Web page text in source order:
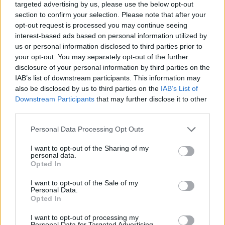
targeted advertising by us, please use the below opt-out
section to confirm your selection. Please note that after your
opt-out request is processed you may continue seeing
interest-based ads based on personal information utilized by
us or personal information disclosed to third parties prior to
your opt-out. You may separately opt-out of the further
disclosure of your personal information by third parties on the
IAB’s list of downstream participants. This information may
also be disclosed by us to third parties on the IAB’s List of
Downstream Participants that may further disclose it to other
Please note that this website/app uses one or more Google
not limited to your visit or usage behaviour. You may click to
grant or deny consent to Google and its third-party tags to
use your data for below specified purposes in below Google
consent section.
Personal Data Processing Opt Outs
I want to opt-out of the Sharing of my
personal data.
Opted In
I want to opt-out of the Sale of my
Personal Data.
Opted In
I want to opt-out of processing my
La magistral actuación de Jalen
Brunson, con 45 puntos, corona a
los Knicks como campeones de
la NBA
14/JUN/26 11:10
53 años después, los Knicks se proclaman campeones de la
NBA tras derrotar a los San Antonio Spurs por...
objetos a Wembanyama tras la
épica remontada
11/JUN/26 12:34
Tras la espectacular remontada de los New York Knicks por
29 puntos, unos aficionados agresivos empañaron la victoria
Wembanyama promete que los
Spurs serán más fuertes: